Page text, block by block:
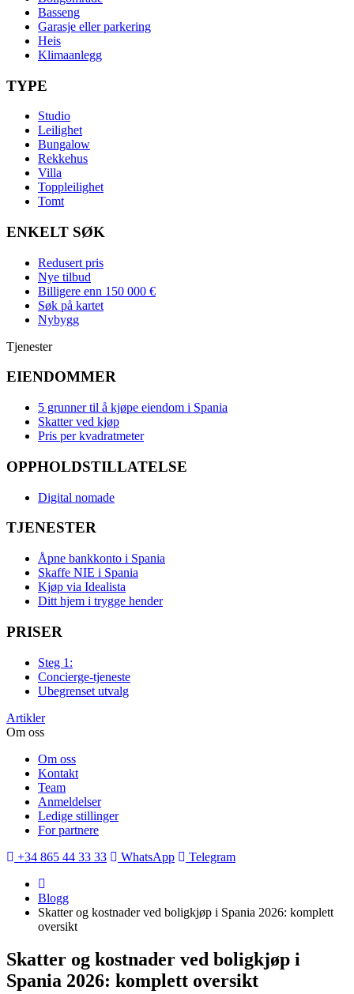
Basseng
Garasje eller parkering
Heis
Klimaanlegg
TYPE
Studio
Leilighet
Bungalow
Rekkehus
Villa
Toppleilighet
Tomt
ENKELT SØK
Redusert pris
Nye tilbud
Billigere enn 150 000 €
Søk på kartet
Nybygg
Tjenester
EIENDOMMER
5 grunner til å kjøpe eiendom i Spania
Skatter ved kjøp
Pris per kvadratmeter
OPPHOLDSTILLATELSE
Digital nomade
TJENESTER
Åpne bankkonto i Spania
Skaffe NIE i Spania
Kjøp via Idealista
Ditt hjem i trygge hender
PRISER
Steg 1:
Concierge-tjeneste
Ubegrenset utvalg
Artikler
Om oss
Om oss
Kontakt
Team
Anmeldelser
Ledige stillinger
For partnere
+34 865 44 33 33
WhatsApp Telegram
Blogg
Skatter og kostnader ved boligkjøp i Spania 2026: komplett
oversikt
Skatter og kostnader ved boligkjøp i
Spania 2026: komplett oversikt